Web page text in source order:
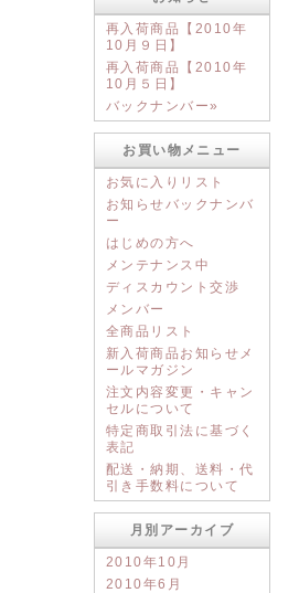
再入荷商品【2010年
10月９日】
再入荷商品【2010年
10月５日】
バックナンバー»
お買い物メニュー
お気に入りリスト
お知らせバックナンバ
ー
はじめの方へ
メンテナンス中
ディスカウント交渉
メンバー
全商品リスト
新入荷商品お知らせメ
ールマガジン
注文内容変更・キャン
セルについて
特定商取引法に基づく
表記
配送・納期、送料・代
引き手数料について
月別アーカイブ
2010年10月
2010年6月